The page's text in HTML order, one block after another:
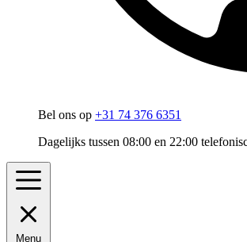
Bel ons op +31 74 376 6351
Dagelijks tussen 08:00 en 22:00
Menu